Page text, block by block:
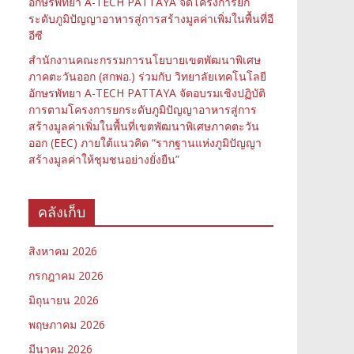
ระดับภูมิปัญญาอาหารสู่การสร้างมูลค่าเพิ่มในพื้นที่อี
อีซี
สำนักงานคณะกรรมการนโยบายเขตพัฒนาพิเศษ
ภาคตะวันออก (สกพอ.) ร่วมกับ วิทยาลัยเทคโนโลยี
อักษรพัทยา A-TECH PATTAYA จัดอบรมเชิงปฏิบัติ
การตามโครงการยกระดับภูมิปัญญาอาหารสู่การ
สร้างมูลค่าเพิ่มในพื้นที่เขตพัฒนาพิเศษภาคตะวัน
ออก (EEC) ภายใต้แนวคิด “รากฐานแห่งภูมิปัญญา
สร้างมูลค่าให้ชุมชนอย่างยั่งยืน”
คลังเก็บ
สิงหาคม 2026
กรกฎาคม 2026
มิถุนายน 2026
พฤษภาคม 2026
มีนาคม 2026